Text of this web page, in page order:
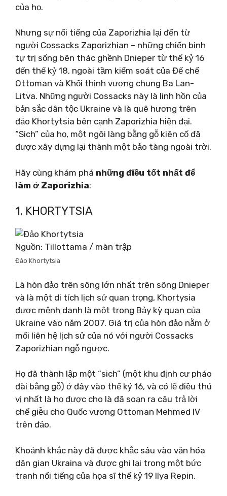
của họ.
Nhưng sự nổi tiếng của Zaporizhia lại đến từ
người Cossacks Zaporizhian – những chiến binh
tự trị sống bên thác ghềnh Dnieper từ thế kỷ 16
đến thế kỷ 18, ngoài tầm kiểm soát của Đế chế
Ottoman và Khối thịnh vượng chung Ba Lan-
Litva. Những người Cossacks này là linh hồn của
bản sắc dân tộc Ukraine và là quê hương trên
đảo Khortytsia bên cạnh Zaporizhia hiện đại.
“Sich” của họ, một ngôi làng bằng gỗ kiên cố đã
được xây dựng lại thành một bảo tàng ngoài trời.
Hãy cùng khám phá những điều tốt nhất để
làm ở Zaporizhia:
1. KHORTYTSIA
Nguồn: Tillottama / màn trập
Đảo Khortytsia
Là hòn đảo trên sông lớn nhất trên sông Dnieper
và là một di tích lịch sử quan trọng, Khortysia
được mệnh danh là một trong Bảy kỳ quan của
Ukraine vào năm 2007. Giá trị của hòn đảo nằm ở
mối liên hệ lịch sử của nó với người Cossacks
Zaporizhian ngỗ ngược.
Họ đã thành lập một “sich” (một khu định cư pháo
đài bằng gỗ) ở đây vào thế kỷ 16, và có lẽ điều thú
vị nhất là họ được cho là đã soạn ra câu trả lời
chế giễu cho Quốc vương Ottoman Mehmed IV
trên đảo.
Khoảnh khắc này đã được khắc sâu vào văn hóa
dân gian Ukraina và được ghi lại trong một bức
tranh nổi tiếng của họa sĩ thế kỷ 19 Ilya Repin.